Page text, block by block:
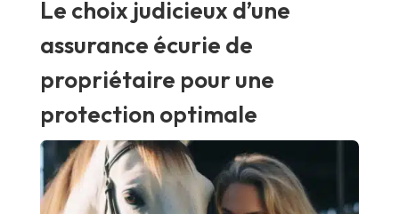
Le choix judicieux d’une
assurance écurie de
propriétaire pour une
protection optimale